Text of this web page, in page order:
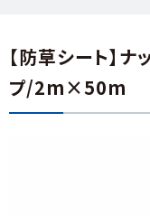
【防草シート】
プ/2m×50m